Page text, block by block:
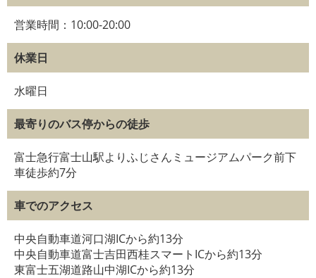
営業時間：10:00-20:00
休業日
水曜日
最寄りのバス停からの徒歩
富士急行富士山駅よりふじさんミュージアムパーク前下
車徒歩約7分
車でのアクセス
中央自動車道河口湖ICから約13分
中央自動車道富士吉田西桂スマートICから約13分
東富士五湖道路山中湖ICから約13分